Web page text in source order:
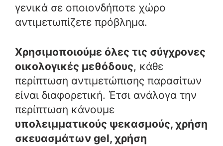
γενικά σε οποιονδήποτε χώρο
αντιμετωπίζετε πρόβλημα.
Χρησιμοποιούμε όλες τις σύγχρονες
οικολογικές μεθόδους, κάθε
περίπτωση αντιμετώπισης παρασίτων
είναι διαφορετική. Έτσι ανάλογα την
περίπτωση κάνουμε
υπολειμματικούς ψεκασμούς, χρήση
σκευασμάτων gel, χρήση